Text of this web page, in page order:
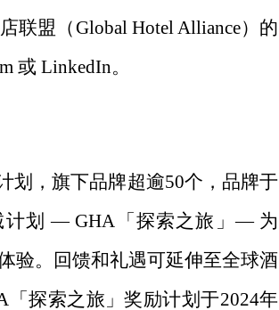
盟（Global Hotel Alliance）的
或 LinkedIn。
划，旗下品牌超逾50个，品牌于
计划 — GHA「探索之旅」— 为
验。回馈和礼遇可延伸至全球酒
探索之旅」奖励计划于2024年